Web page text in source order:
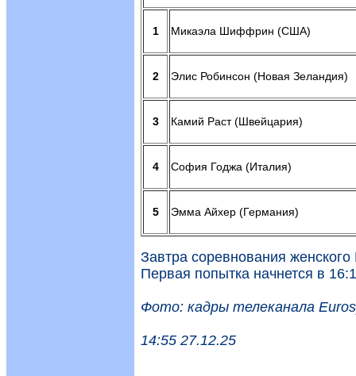
1 Микаэла Шиффрин (США)
2 Элис Робинсон (Новая Зеландия)
3 Камий Раст (Швейцария)
4 София Годжа (Италия)
5 Эмма Айхер (Германия)
Завтра соревнования
Первая попытка начнется в
Фото: кадры телеканала
14:55 27.12.25